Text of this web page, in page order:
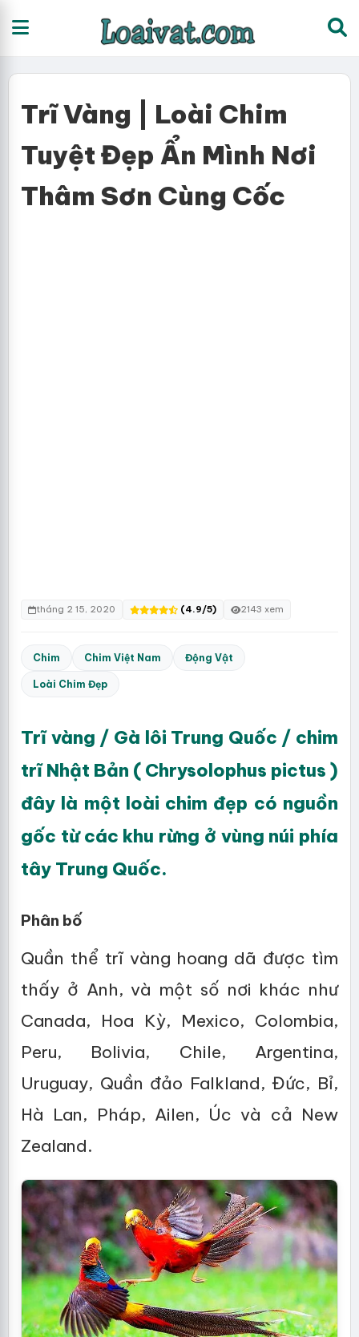
Trĩ Vàng | Loài Chim
Tuyệt Đẹp Ẩn Mình Nơi
Thâm Sơn Cùng Cốc
tháng 2 15, 2020 (4.9/5) 2143 xem
Chim Chim Việt Nam Động Vật
Loài Chim Đẹp
Trĩ vàng / Gà lôi Trung Quốc / chim
trĩ Nhật Bản ( Chrysolophus pictus )
đây là một loài chim đẹp có nguồn
gốc từ các khu rừng ở vùng núi phía
tây Trung Quốc.
Phân bố
Quần thể trĩ vàng hoang dã được tìm
thấy ở Anh, và một số nơi khác như
Canada, Hoa Kỳ, Mexico, Colombia,
Peru, Bolivia, Chile, Argentina,
Uruguay, Quần đảo Falkland, Đức, Bỉ,
Hà Lan, Pháp, Ailen, Úc và cả New
Zealand.